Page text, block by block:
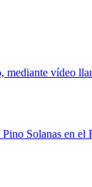
mediante vídeo
Pino Solanas en